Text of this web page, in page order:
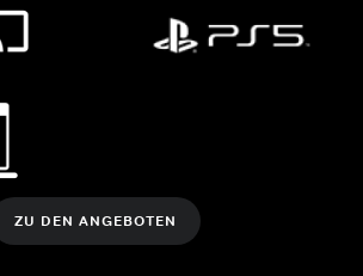
ZU DEN ANGEBOTEN